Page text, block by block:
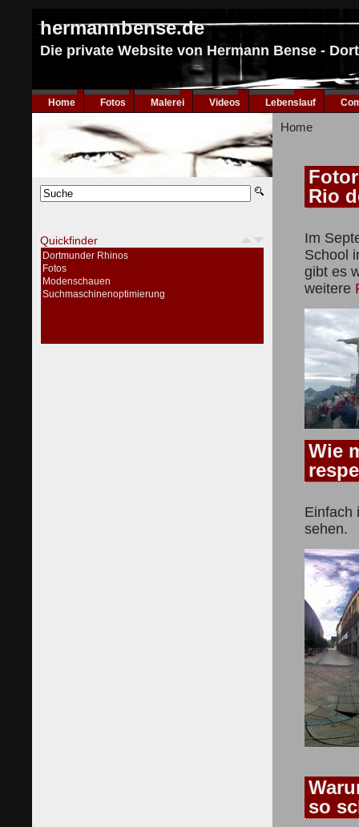
hermannbense.de
Die private Website von Hermann Bense -
Home Fotos Malerei Videos Lebenslauf
Quickfinder
Dortmunder Rhinos
Fotos
Modenschauen
Suchmaschinenoptimierung
Home
Rio
Im
School
gibt es
weitere
Wie
Einfach
sehen.
so